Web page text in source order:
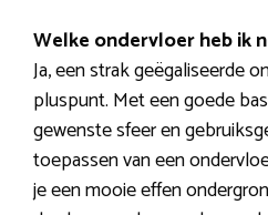
Welke ondervloer heb ik
Ja, een strak geëgaliseerde
pluspunt. Met een goede
gewenste sfeer en
toepassen van een
je een mooie effen